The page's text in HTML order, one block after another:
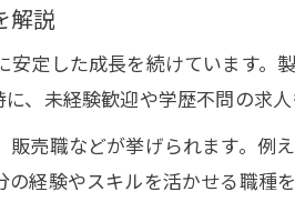
女性が活躍できる求人
働きやすい正社員求人
経験不問で始めたい愛知県
未経験歓迎の正社員求
解説
定した成長を続けています
、未経験歓迎や学歴不問の求
売職などが挙げられます。例
経験やスキルを活かせる職種